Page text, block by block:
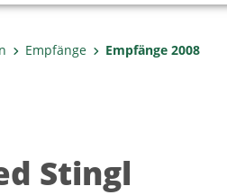
Empfänge Empfänge 2008
Stingl